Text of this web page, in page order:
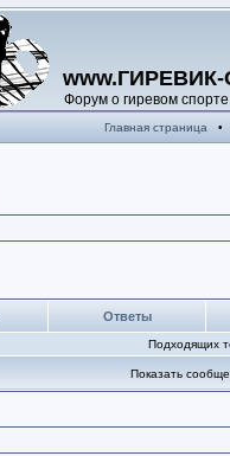
Форум о гиревом спорте
Главная страница •
Ответы
Подходящих
Показать